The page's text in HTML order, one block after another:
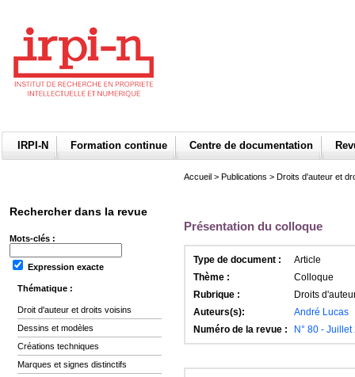
IRPI-N Formation continue Centre de documentation
Rechercher dans la revue
Mots-clés :
Expression exacte
Thématique :
Droit d'auteur et droits voisins
Dessins et modèles
Créations techniques
Marques et signes distinctifs
Accueil > Publications > Droits d'auteur et
Présentation du colloque
Type de document :
Article
Thème :
Colloque
Rubrique :
Droits
Auteurs(s):
André Lucas
Numéro de la revue :
N° 80 - Juillet